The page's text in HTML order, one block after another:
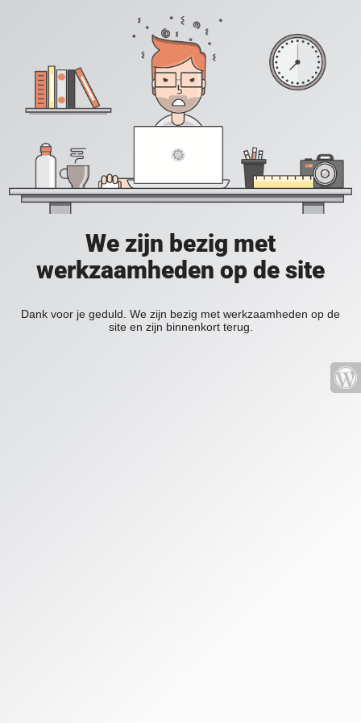
We zijn bezig met
werkzaamheden op de site
Dank voor je geduld. We zijn bezig met werkzaamheden op de
site en zijn binnenkort terug.